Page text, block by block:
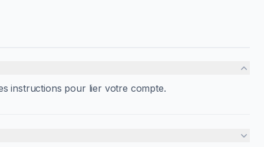
instructions pour lier votre compte.